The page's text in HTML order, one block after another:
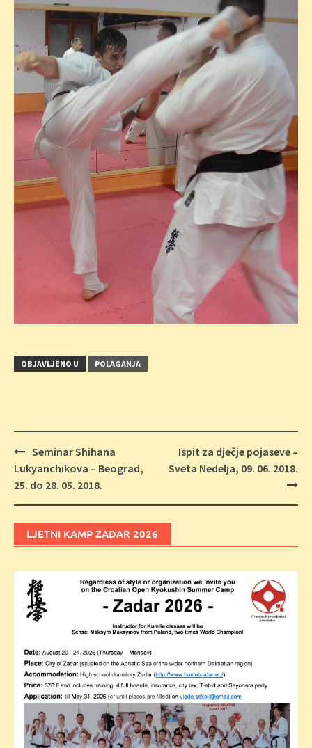
OBJAVLJENO U POLAGANJA
Navigacija
objava
Seminar Shihana
Lukyanchikova – Beograd,
25. do 28. 05. 2018.
Ispit za dječje pojaseve –
Sveta Nedelja, 09. 06. 2018.
LJETNI KAMP ZADAR 2026